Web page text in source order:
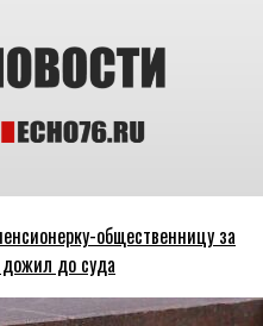
общественницу за
до суда